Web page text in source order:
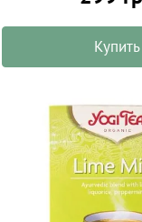
Купить